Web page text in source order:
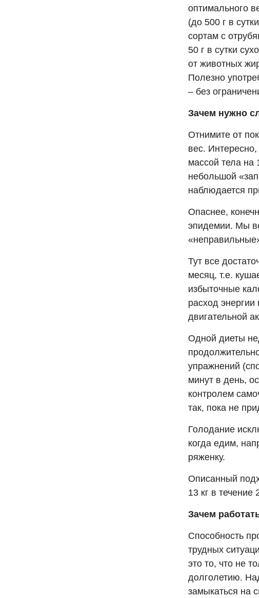
оптимального
(до 500 г в
сортам с
50 г в сутки
от животных
Полезно
– без
Зачем нужно
Отнимите от
вес.
массой тела на
небольшой
наблюдается
Опаснее,
эпидемии. Мы
Тут все
месяц, т.е.
избыточные
расход
двигательной
Одной диеты
упражнений
минут в день,
контролем
так, пока не
Голодание
когда едим,
ряженку.
Описанный
13 кг в течение
Зачем
Способность
трудных
это то, что не
долголетию.
замыкаться на